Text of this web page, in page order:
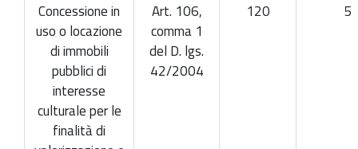
Concessione in
uso o locazione
di immobili
pubblici di
interesse
culturale per le
finalità di
Art. 106,
comma 1
del D. lgs.
42/2004
120 5